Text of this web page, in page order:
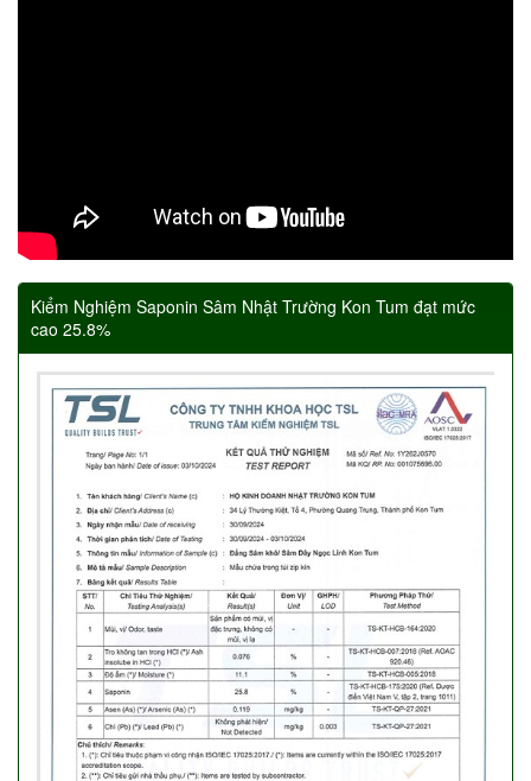
Kiểm Nghiệm Saponin Sâm Nhật Trường Kon Tum đạt mức
cao 25.8%